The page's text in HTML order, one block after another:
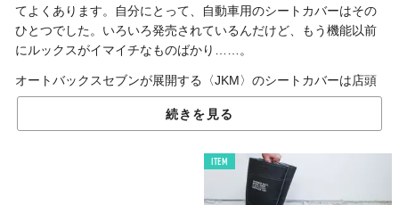
てよくあります。自分にとって、自動車用のシートカバーはその
ひとつでした。いろいろ発売されているんだけど、もう機能以前
にルックスがイマイチなものばかり……。
オートバックスセブンが展開する〈JKM〉のシートカバーは店頭
で見かけた瞬間、ソッコーでレジへ持っていきました。
ちょっとミリタリーを思わせる色とタイポグラフィでアクティブ
な雰囲気。当然、防水。税込1,618円と手頃な価格も魅力です。
今の時期ならスキーに。もうちょっとしたらキャンプやビーチで
続きを見る
ITEM